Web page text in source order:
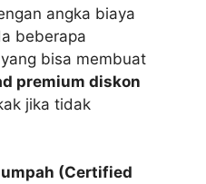
angka biaya
beberapa
bisa membuat
premium diskon
jika tidak
(Certified